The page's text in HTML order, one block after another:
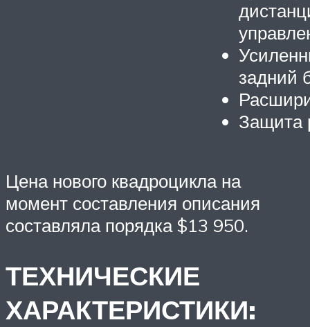
задний
Защита
Цена нового квадроцикла на
момент составления описания
составляла порядка $13 950.
ТЕХНИЧЕСКИЕ
ХАРАКТЕРИСТИКИ: